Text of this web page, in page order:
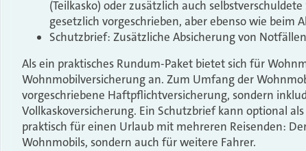
(Teilkasko) oder zusätzlich auch
gesetzlich vorgeschrieben, aber ebenso wie beim
Schutzbrief: Zusätzliche Absicherung von
Als ein praktisches Rundum-Paket bietet sich für
Wohnmobilversicherung an. Zum Umfang der
vorgeschriebene Haftpflichtversicherung, sondern
Vollkaskoversicherung. Ein Schutzbrief kann optional
praktisch für einen Urlaub mit mehreren Reisenden:
Wohnmobils, sondern auch für weitere Fahrer.